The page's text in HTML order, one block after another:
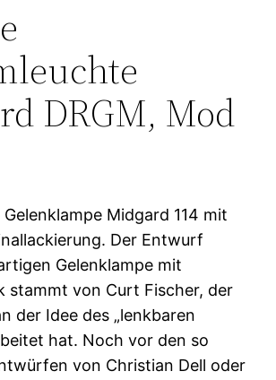
DRGM, Mod
Midgard 114 mit
Der Entwurf
Gelenklampe mit
stammt von Curt Fischer, der
der Idee des „lenkbaren
hat. Noch vor den so
von Christian Dell oder